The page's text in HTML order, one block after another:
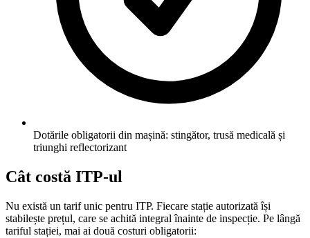
Dotările obligatorii din mașină: stingător, trusă medicală și
triunghi reflectorizant
Cât costă ITP-ul
Nu există un tarif unic pentru ITP. Fiecare stație autorizată își
stabilește prețul, care se achită integral înainte de inspecție. Pe lângă
tariful stației, mai ai două costuri obligatorii: